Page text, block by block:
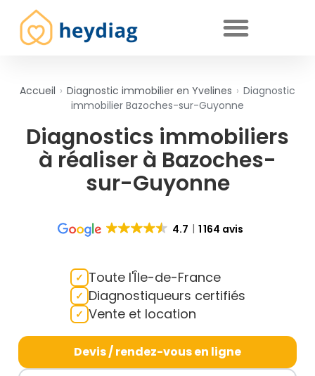
Accueil › Diagnostic immobilier en Yvelines › Diagnostic
immobilier Bazoches-sur-Guyonne
Diagnostics immobiliers
à réaliser à Bazoches-
sur-Guyonne
4.7 1 164 avis
Toute l'Île-de-France
Diagnostiqueurs certifiés
Vente et location
Devis / rendez-vous en ligne